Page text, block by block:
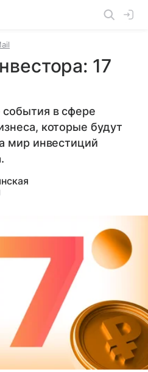
17
в сфере
которые будут
мир инвестиций